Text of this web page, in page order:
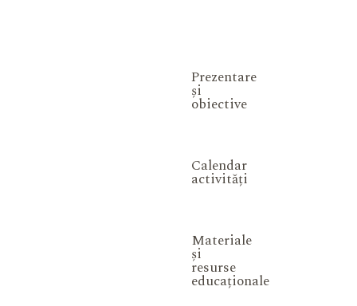
Prezentare
și
obiective
Calendar
activități
Materiale
și
resurse
educaționale